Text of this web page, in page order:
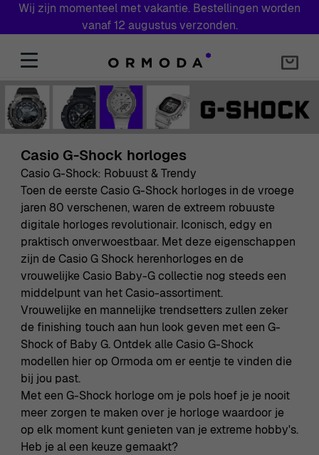
Wij zijn momenteel met vakantie. Bestellingen worden
vanaf 12 augustus verzonden.
Casio G-Shock horloges
Casio G-Shock: Robuust & Trendy
Toen de eerste Casio G-Shock horloges in de vroege
jaren 80 verschenen, waren de extreem robuuste
digitale horloges revolutionair. Iconisch, edgy en
praktisch onverwoestbaar. Met deze eigenschappen
zijn de Casio G Shock herenhorloges en de
vrouwelijke Casio Baby-G collectie nog steeds een
middelpunt van het Casio-assortiment.
Vrouwelijke en mannelijke trendsetters zullen zeker
de finishing touch aan hun look geven met een G-
Shock of Baby G. Ontdek alle Casio G-Shock
modellen hier op Ormoda om er eentje te vinden die
bij jou past.
Met een G-Shock horloge om je pols hoef je je nooit
meer zorgen te maken over je horloge waardoor je
op elk moment kunt genieten van je extreme hobby's.
Heb je al een keuze gemaakt?